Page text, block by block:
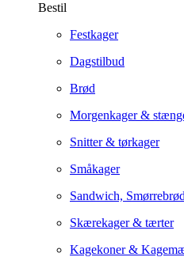
Bestil
Festkager
Dagstilbud
Brød
Morgenkager &
Snitter & tørkager
Småkager
Sandwich,
Skærekager & tærter
Kagekoner &